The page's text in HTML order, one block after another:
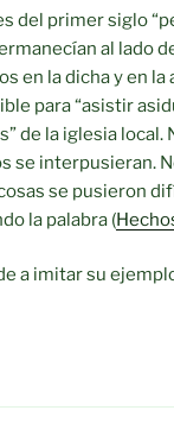
del primer siglo
al lado
en la dicha y en la
para “asistir
de la iglesia local.
se interpusieran.
se pusieron
la palabra (
a imitar su